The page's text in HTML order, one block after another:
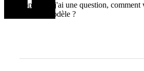
Top, Mais j'ai une question, comment
avez un modèle ?